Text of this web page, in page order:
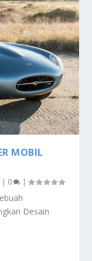
MOBIL
| 0 |
Desain